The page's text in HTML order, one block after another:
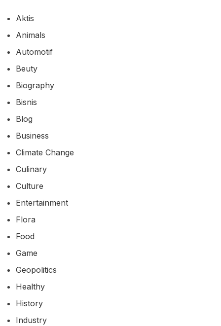
Aktis
Animals
Automotif
Beuty
Biography
Bisnis
Blog
Business
Climate Change
Culinary
Culture
Entertainment
Flora
Food
Game
Geopolitics
Healthy
History
Industry